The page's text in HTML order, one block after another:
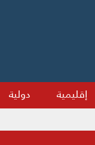
إقليمية دولية